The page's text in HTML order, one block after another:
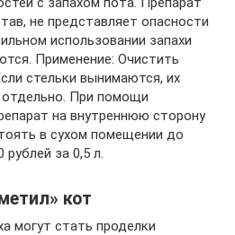
не представляет опасности
использовании запахи
Применение: Очистить
стельки вынимаются, их
При помощи
на внутреннюю сторону
в сухом помещении до
за 0,5 л.
кот
могут стать проделки